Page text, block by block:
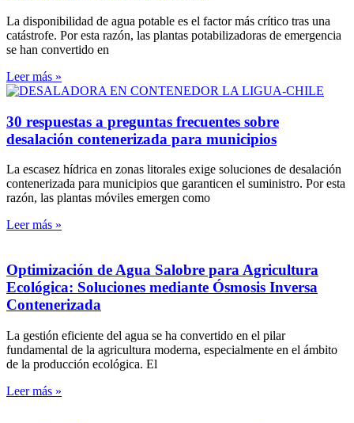
La disponibilidad de agua potable es el factor más crítico tras una
catástrofe. Por esta razón, las plantas potabilizadoras de emergencia
se han convertido en
Leer más »
30 respuestas a preguntas frecuentes sobre
desalación contenerizada para municipios
La escasez hídrica en zonas litorales exige soluciones de desalación
contenerizada para municipios que garanticen el suministro. Por esta
razón, las plantas móviles emergen como
Leer más »
Optimización de Agua Salobre para Agricultura
Ecológica: Soluciones mediante Ósmosis Inversa
Contenerizada
La gestión eficiente del agua se ha convertido en el pilar
fundamental de la agricultura moderna, especialmente en el ámbito
de la producción ecológica. El
Leer más »